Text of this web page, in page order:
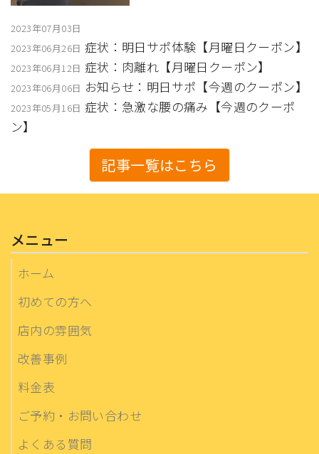
2023年07月03日
2023年06月26日 症状：明日サポ体験【月曜日クーポン】
2023年06月12日 症状：肉離れ【月曜日クーポン】
2023年06月06日 お知らせ：明日サポ【今週のクーポン】
2023年05月16日 症状：急激な腰の痛み【今週のクーポ
ン】
記事一覧はこちら
メニュー
ホーム
初めての方へ
店内の雰囲気
改善事例
料金表
ご予約・お問い合わせ
よくある質問